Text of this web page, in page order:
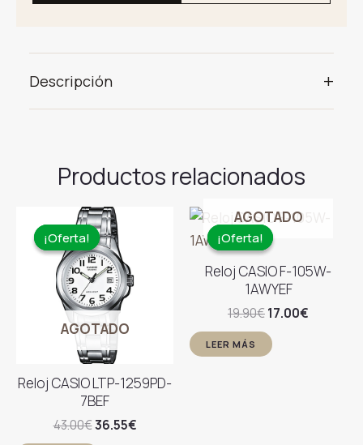
Descripción +
Productos relacionados
¡Oferta!
AGOTADO
¡Oferta!
Reloj CASIO LTP-1259PD-
7BEF
43.00€El
36.55€El
¡Oferta!
AGOTADO
¡Oferta!
Reloj CASIO F-105W-
1AWYEF
19.90€El
original
era:
17.00€
LEER MÁS